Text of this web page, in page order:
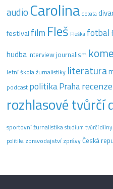
audio Carolina debata
festival film Fleš Fleška fotbal
hudba interview journalism
letní škola žurnalistiky literatura
podcast politikaPraharecenze
rozhlasové tvůrčí
sportovní žurnalistika studium tvůrčí dílny
politika zpravodajstvízprávyČeská